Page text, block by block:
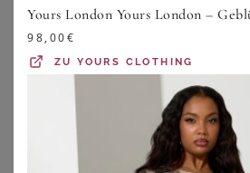
98,00€
ZUYOURS CLOTHING